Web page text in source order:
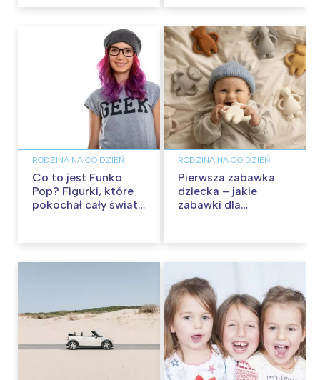
RODZINA NA CO DZIEŃ
Co to jest Funko
Pop? Figurki, które
pokochał cały świat
RODZINA NA CO DZIEŃ
Pierwsza zabawka
dziecka – jakie
zabawki dla